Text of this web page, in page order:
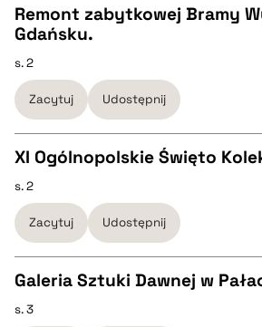
BIBTEX
pobierz cytat
pobierz cytat
BIBTEX
pobierz cytat
Remont zabytkowej Bramy
Gdańsku.
s. 2
Zacytuj Udostępnij
CZYSTY TEKST
pobierz cytat
BIBTEX
XI Ogólnopolskie Święto
s. 2
Zacytuj Udostępnij
CZYSTY TEKST
Galeria Sztuki Dawnej w
s. 3